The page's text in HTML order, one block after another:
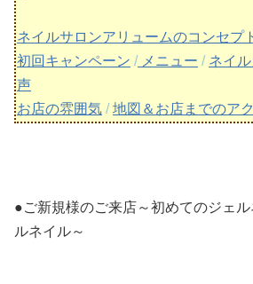
ネイルサロンアリュームのコンセプ
初回キャンペーン /メニュー / ネイ
声
お店の雰囲気 /地図＆お店までのア
●ご新規様のご来店～初めてのジェ
ルネイル～